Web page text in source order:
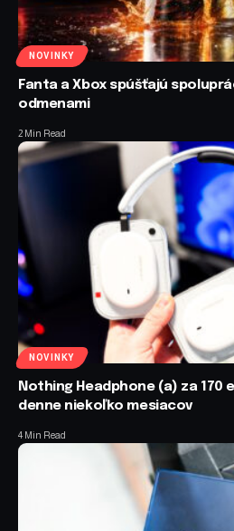
NOVINKY
Fanta a Xbox spúšťajú
odmenami
2 Min Read
NOVINKY
Nothing Headphone (a) za 170
denne niekoľko mesiacov
4 Min Read